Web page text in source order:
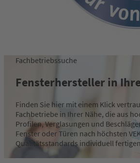
Fachbetriebssuche
Fensterhersteller in
Finden Sie hier mit einem Klick
Fachbetriebe in Ihrer Nähe, die aus
Profilen, Verglasungen und
Fenster oder Türen nach höchsten
Qualitätsstandards individuell